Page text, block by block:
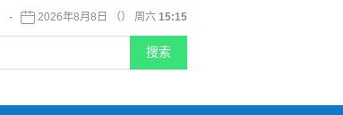
- 2026年8月8日 （） 周六 15:15